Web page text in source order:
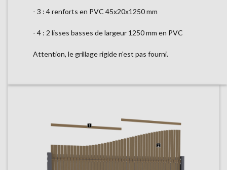
- 3 : 4 renforts en PVC 45x20x1250 mm
- 4 : 2 lisses basses de largeur 1250 mm en PVC
Attention, le grillage rigide n'est pas fourni.